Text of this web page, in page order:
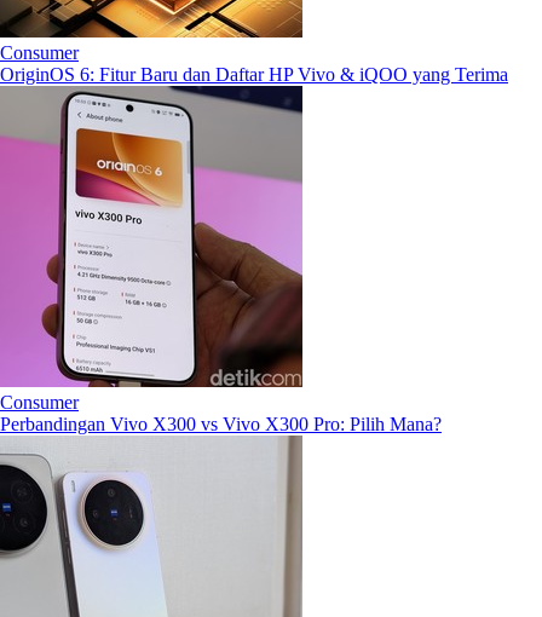
Consumer
OriginOS 6: Fitur Baru dan Daftar HP Vivo & iQOO yang Terima
Consumer
Perbandingan Vivo X300 vs Vivo X300 Pro: Pilih Mana?